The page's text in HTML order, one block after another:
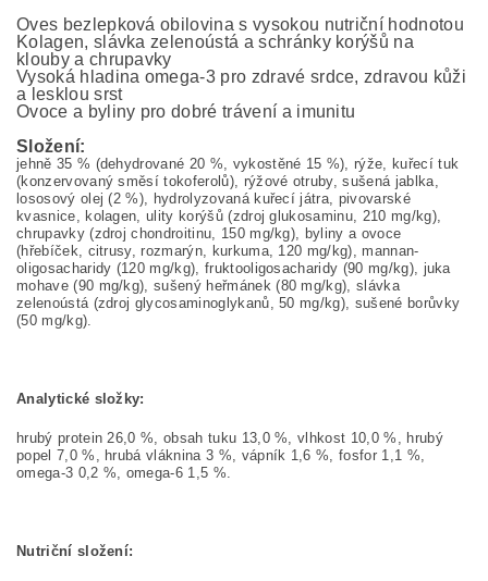
Oves bezlepková obilovina s vysokou nutriční hodnotou
Kolagen, slávka zelenoústá a schránky korýšů na
klouby a chrupavky
Vysoká hladina omega-3 pro zdravé srdce, zdravou kůži
a lesklou srst
Ovoce a byliny pro dobré trávení a imunitu
Složení:
jehně 35 % (dehydrované 20 %, vykostěné 15 %), rýže, kuřecí tuk
(konzervovaný směsí tokoferolů), rýžové otruby, sušená jablka,
lososový olej (2 %), hydrolyzovaná kuřecí játra, pivovarské
kvasnice, kolagen, ulity korýšů (zdroj glukosaminu, 210 mg/kg),
chrupavky (zdroj chondroitinu, 150 mg/kg), byliny a ovoce
(hřebíček, citrusy, rozmarýn, kurkuma, 120 mg/kg), mannan-
oligosacharidy (120 mg/kg), fruktooligosacharidy (90 mg/kg), juka
mohave (90 mg/kg), sušený heřmánek (80 mg/kg), slávka
zelenoústá (zdroj glycosaminoglykanů, 50 mg/kg), sušené borůvky
(50 mg/kg).
Analytické složky:
hrubý protein 26,0 %, obsah tuku 13,0 %, vlhkost 10,0 %, hrubý
popel 7,0 %, hrubá vláknina 3 %, vápník 1,6 %, fosfor 1,1 %,
omega-3 0,2 %, omega-6 1,5 %.
Nutriční složení: